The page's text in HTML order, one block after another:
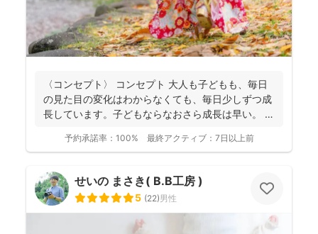
〈コンセプト〉 コンセプト 大人も子どもも、毎日
の見た目の変化はわからなくても、毎日少しずつ成
長しています。子どもならなおさら成長は早い。
予約承諾率： 100% 最終アクティブ： 7日以上前
せいの まさき( B.B工房 )
5 (22)男性